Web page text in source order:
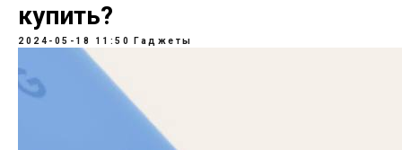
купить?
2024-05-18 11:50 Гаджеты